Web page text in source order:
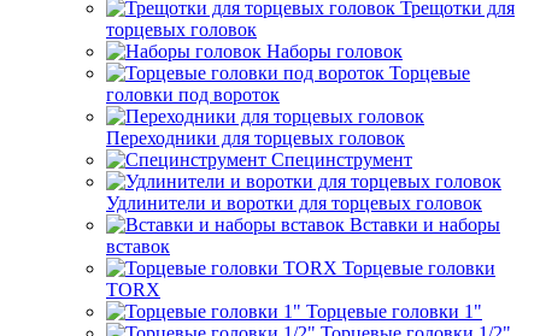
Трещотки для
торцевых головок
Наборы головок
Торцевые
головки под вороток
Переходники для торцевых головок
Специнструмент
Удлинители и воротки для торцевых головок
Вставки и наборы
вставок
Торцевые головки
TORX
Торцевые головки 1"